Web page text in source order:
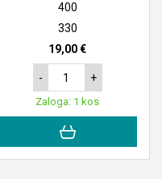
400
330
19,00 €
- +
Zaloga: 1 kos